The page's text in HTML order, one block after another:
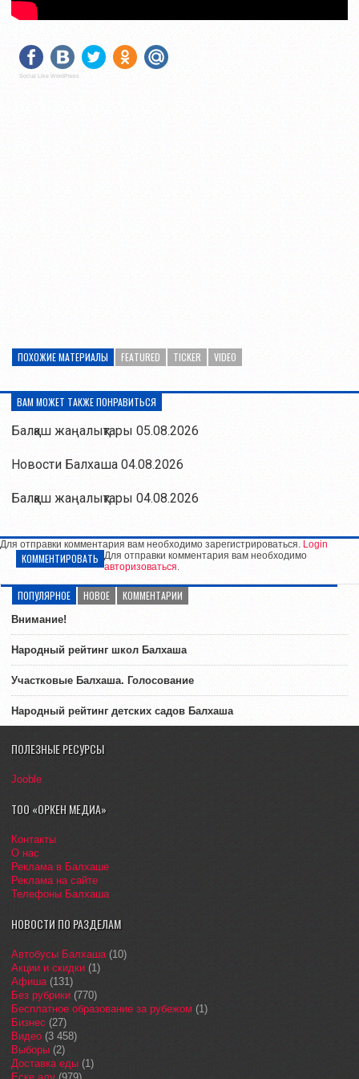
Social Like WordPress
ПОХОЖИЕ МАТЕРИАЛЫ FEATURED TICKER VIDEO
ВАМ МОЖЕТ ТАКЖЕ ПОНРАВИТЬСЯ
Балқаш жаңалықтары 05.08.2026
Новости Балхаша 04.08.2026
Балқаш жаңалықтары 04.08.2026
Для отправки комментария вам необходимо зарегистрироваться. Login
КОММЕНТИРОВАТЬ Для отправки комментария вам необходимо
авторизоваться.
ПОПУЛЯРНОЕ НОВОЕ КОММЕНТАРИИ
Внимание!
Народный рейтинг школ Балхаша
Участковые Балхаша. Голосование
Народный рейтинг детских садов Балхаша
ПОЛЕЗНЫЕ РЕСУРСЫ
Jooble
ТОО «ОРКЕН МЕДИА»
Контакты
О нас
Реклама в Балхаше
Реклама на сайте
Телефоны Балхаша
НОВОСТИ ПО РАЗДЕЛАМ
Автобусы Балхаша(10)
Акции и скидки (1)
Афиша(131)
Без рубрики (770)
Бесплатное образование за рубежом (1)
Бизнес (27)
Видео (3 458)
Выборы (2)
Доставка еды (1)